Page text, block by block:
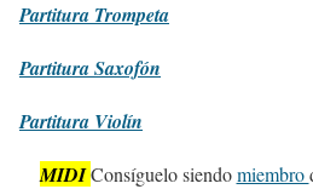
Partitura Trompeta
PartituraSaxofón
Partitura Violín
MIDI Consíguelo siendomiembro